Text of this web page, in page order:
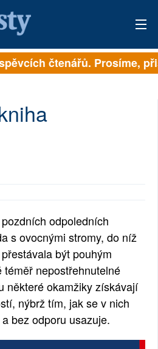
čtenářů. Prosíme,
odpoledních
s ovocnými stromy, do níž
být pouhým
nepostřehnutelné
některé okamžiky získávají
nýbrž tím, jak se v nich
bez odporu usazuje.